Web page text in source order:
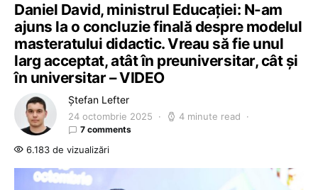
Daniel David, ministrul Educației: N-am
ajuns la o concluzie finală despre modelul
masteratului didactic. Vreau să fie unul
larg acceptat, atât în preuniversitar, cât și
în universitar – VIDEO
Ștefan Lefter
24 octombrie 2025 4 minute read
7 comments
6.183 de vizualizări